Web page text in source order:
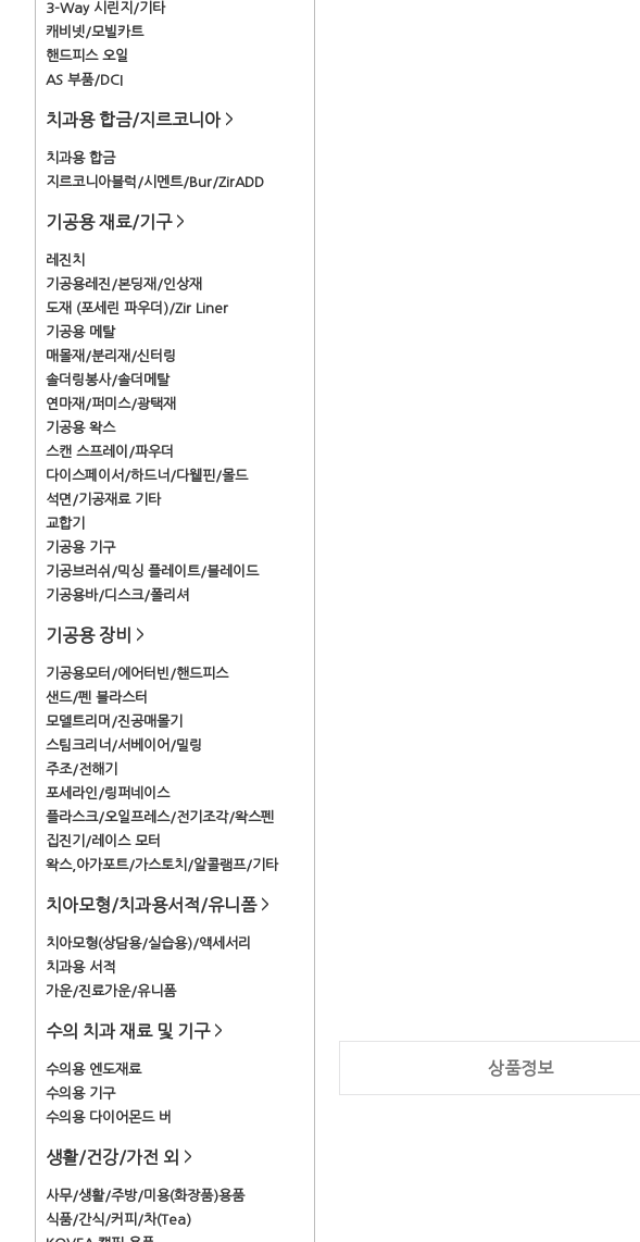
3-Way 시린지/기타
캐비넷/모빌카트
핸드피스 오일
AS 부품/DCI
치과용 합금/지르코니아 >
치과용 합금
지르코니아블럭/시멘트/Bur/ZirADD
기공용 재료/기구 >
레진치
기공용레진/본딩재/인상재
도재 (포세린 파우더)/Zir Liner
기공용 메탈
매몰재/분리재/신터링
솔더링봉사/솔더메탈
연마재/퍼미스/광택재
기공용 왁스
스캔 스프레이/파우더
다이스페이서/하드너/다웰핀/몰드
석면/기공재료 기타
교합기
기공용 기구
기공브러쉬/믹싱 플레이트/블레이드
기공용바/디스크/폴리셔
기공용 장비 >
기공용모터/에어터빈/핸드피스
샌드/펜 블라스터
모델트리머/진공매몰기
스팀크리너/서베이어/밀링
주조/전해기
포세라인/링퍼네이스
플라스크/오일프레스/전기조각/왁스펜
집진기/레이스 모터
왁스,아가포트/가스토치/알콜램프/기타
치아모형/치과용서적/유니폼 >
치아모형(상담용/실습용)/액세서리
치과용 서적
가운/진료가운/유니폼
수의 치과 재료 및 기구 >
수의용 엔도재료
수의용 기구
수의용 다이어몬드 버
생활/건강/가전 외 >
사무/생활/주방/미용(화장품)용품
식품/간식/커피/차(Tea)
상품정보